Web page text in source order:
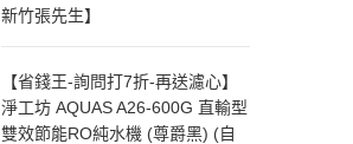
新竹張先生】
【省錢王-詢問打7折-再送濾心】
淨工坊 AQUAS A26-600G 直輸型
雙效節能RO純水機 (尊爵黑) (自